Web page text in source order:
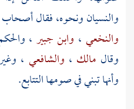
والنسيان ونحوه، فقال
والنخعي ، وابن جبير ،
وقال مالك ، والشافعي ،
وأنها تبني في صومها التتابع.